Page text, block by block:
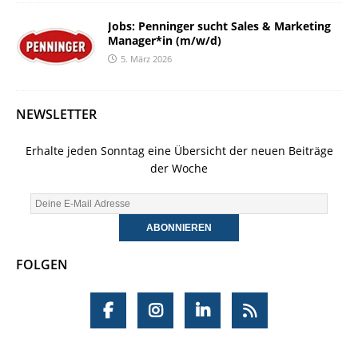
Jobs: Penninger sucht Sales & Marketing
Manager*in (m/w/d)
5. März 2026
NEWSLETTER
Erhalte jeden Sonntag eine Übersicht der neuen Beiträge
der Woche
FOLGEN